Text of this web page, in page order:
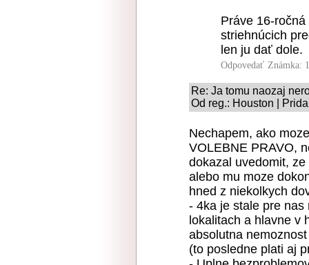
Práve 16-
striehnúcich
len ju dať dole.
Odpovedať Známka:
Re: Ja tomu naozaj
Od reg.: Houston |
Nechapem, ako
VOLEBNE PRAVO,
dokazal uvedomit,
alebo mu moze
hned z niekolkych
- 4ka je stale pre nas
lokalitach a hlavne v
absolutna
(to posledne plati aj